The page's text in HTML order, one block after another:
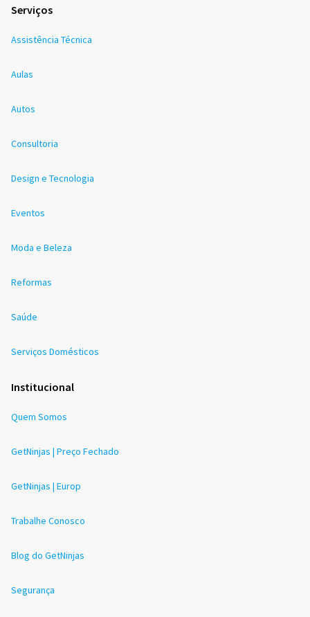
Serviços
Assistência Técnica
Aulas
Autos
Consultoria
Design e Tecnologia
Eventos
Moda e Beleza
Reformas
Saúde
Serviços Domésticos
Institucional
Quem Somos
GetNinjas | Preço Fechado
GetNinjas | Europ
Trabalhe Conosco
Blog do GetNinjas
Segurança